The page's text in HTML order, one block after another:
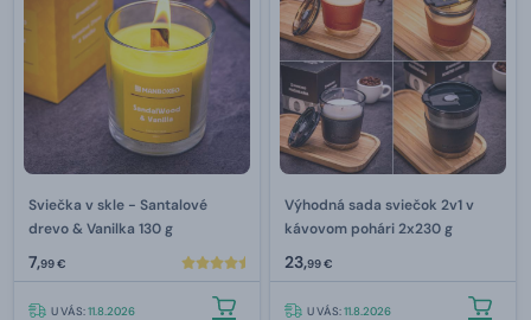
Sviečka v skle - Santalové
drevo & Vanilka 130 g
7,99 €
U VÁS:11.8.2026
Výhodná sada sviečok 2v1 v
kávovom pohári 2x230 g
23,99 €
U VÁS:11.8.2026